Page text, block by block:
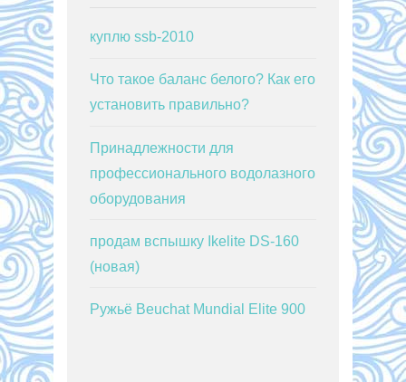
куплю ssb-2010
Что такое баланс белого? Как его
установить правильно?
Принадлежности для
профессионального водолазного
оборудования
продам вспышку Ikelite DS-160
(новая)
Ружьё Beuchat Mundial Elite 900